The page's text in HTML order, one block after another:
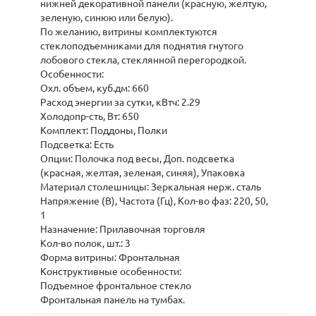
нижней декоративной панели (красную, желтую,
зеленую, синюю или белую).
По желанию, витрины комплектуются
стеклоподъемниками для поднятия гнутого
лобового стекла, стеклянной перегородкой.
Особенности:
Охл. объем, куб.дм: 660
Расход энергии за сутки, кВтч: 2.29
Холодопр-сть, Вт: 650
Комплект: Поддоны, Полки
Подсветка: Есть
Опции: Полочка под весы, Доп. подсветка
(красная, желтая, зеленая, синяя), Упаковка
Материал столешницы: Зеркальная нерж. сталь
Напряжение (В), Частота (Гц), Кол-во фаз: 220, 50,
1
Назначение: Прилавочная торговля
Кол-во полок, шт.: 3
Форма витрины: Фронтальная
Конструктивные особенности:
Подъемное фронтальное стекло
Фронтальная панель на тумбах.